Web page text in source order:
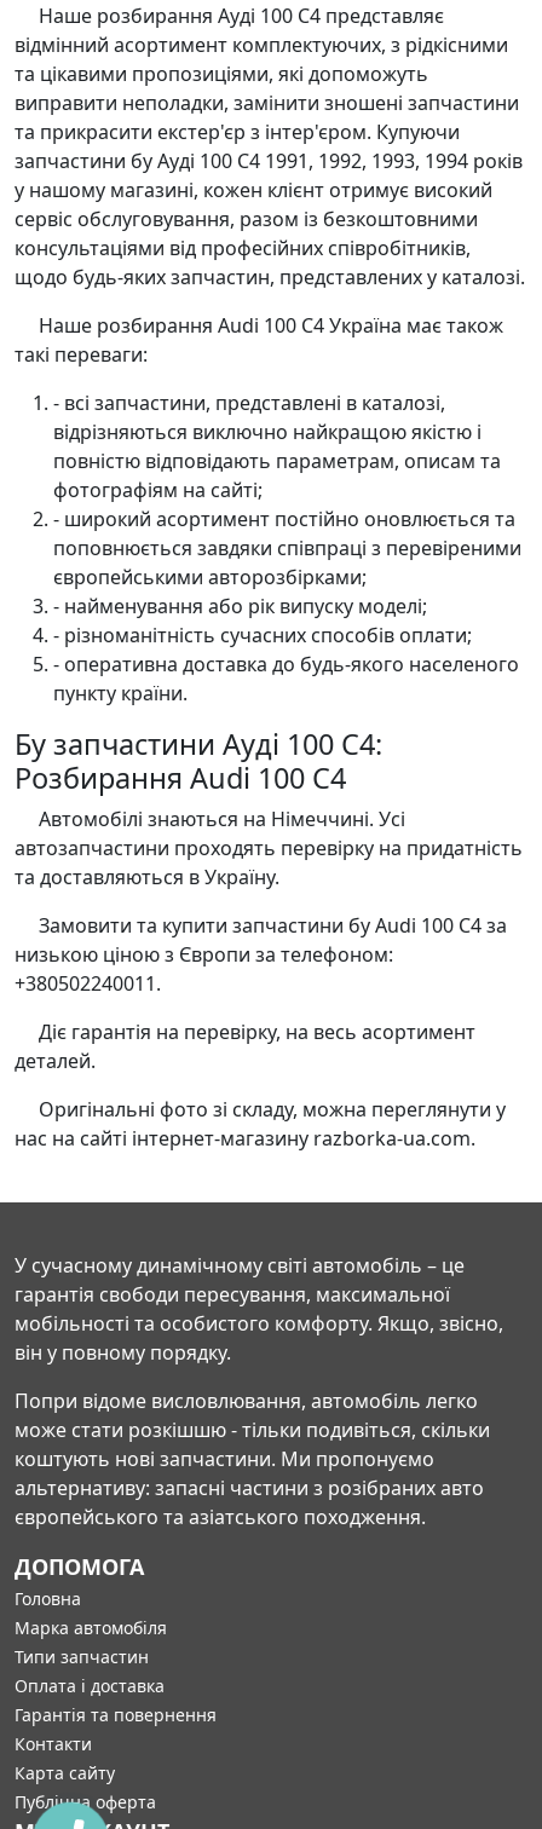
Наше розбирання Ауді 100 С4 представляє
відмінний асортимент комплектуючих, з рідкісними
та цікавими пропозиціями, які допоможуть
виправити неполадки, замінити зношені запчастини
та прикрасити екстер'єр з інтер'єром. Купуючи
запчастини бу Ауді 100 С4 1991, 1992, 1993, 1994 років
у нашому магазині, кожен клієнт отримує високий
сервіс обслуговування, разом із безкоштовними
консультаціями від професійних співробітників,
щодо будь-яких запчастин, представлених у каталозі.
Наше розбирання Audi 100 С4 Україна має також
такі переваги:
- всі запчастини, представлені в каталозі,
відрізняються виключно найкращою якістю і
повністю відповідають параметрам, описам та
фотографіям на сайті;
- широкий асортимент постійно оновлюється та
поповнюється завдяки співпраці з перевіреними
європейськими авторозбірками;
- найменування або рік випуску моделі;
- різноманітність сучасних способів оплати;
- оперативна доставка до будь-якого населеного
пункту країни.
Бу запчастини Ауді 100 С4:
Розбирання Audi 100 С4
Автомобілі знаються на Німеччині. Усі
автозапчастини проходять перевірку на придатність
та доставляються в Україну.
Замовити та купити запчастини бу Audi 100 С4 за
низькою ціною з Європи за телефоном:
+380502240011.
Діє гарантія на перевірку, на весь асортимент
деталей.
Оригінальні фото зі складу, можна переглянути у
нас на сайті інтернет-магазину razborka-ua.com.
У сучасному динамічному світі автомобіль – це
гарантія свободи пересування, максимальної
мобільності та особистого комфорту. Якщо, звісно,
він у повному порядку.
Попри відоме висловлювання, автомобіль легко
може стати розкішшю - тільки подивіться, скільки
коштують нові запчастини. Ми пропонуємо
альтернативу: запасні частини з розібраних авто
європейського та азіатського походження.
ДОПОМОГА
Головна
Марка автомобіля
Типи запчастин
Оплата і доставка
Гарантія та повернення
Контакти
Карта сайту
Публічна оферта